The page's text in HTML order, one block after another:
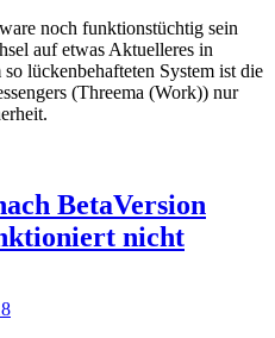
noch funktionstüchtig sein
auf etwas Aktuelleres in
lückenbehafteten System ist die
(Threema (Work)) nur
BetaVersion
nicht